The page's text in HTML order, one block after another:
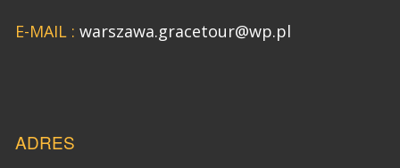
E-MAIL : warszawa.gracetour@wp.pl
ADRES